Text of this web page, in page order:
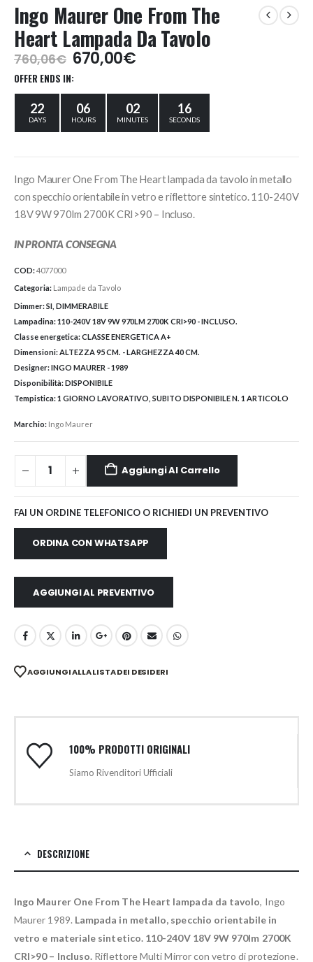
Ingo Maurer One From The
Heart Lampada Da Tavolo
760,06€ Il
prezzo
originale
era:
760,06€.
670,00€Il
attuale
è:
670,00€.
OFFER ENDS IN:
22
DAYS
06
HOURS
02
MINUTES
16
SECONDS
Ingo Maurer One From The Heart lampada da tavolo in metallo
con specchio orientabile in vetro e riflettore sintetico. 110-240V
18V 9W 970lm 2700K CRI>90 – Incluso.
IN PRONTA CONSEGNA
COD:4077000
Categoria: Lampade da Tavolo
Dimmer:SI, DIMMERABILE
Lampadina:110-240V 18V 9W 970LM 2700K CRI>90 - INCLUSO.
Classe energetica:CLASSE ENERGETICA A+
Dimensioni:ALTEZZA 95 CM. - LARGHEZZA 40 CM.
Designer:INGO MAURER - 1989
Disponibilità:DISPONIBILE
Tempistica:1 GIORNO LAVORATIVO, SUBITO DISPONIBILE N. 1 ARTICOLO
Marchio: Ingo Maurer
Aggiungi Al Carrello
FAI UN ORDINE TELEFONICO O RICHIEDI UN PREVENTIVO
ORDINA CON WHATSAPP
AGGIUNGI AL PREVENTIVO
AGGIUNGI ALLA LISTA DEI DESIDERI
100% PRODOTTI ORIGINALI
Siamo Rivenditori Ufficiali
DESCRIZIONE
Ingo Maurer One From The Heart lampada da tavolo, Ingo
Maurer 1989. Lampada in metallo, specchio orientabile in
vetro e materiale sintetico. 110-240V 18V 9W 970lm 2700K
CRI>90 – Incluso. Riflettore Multi Mirror con vetro di protezione.